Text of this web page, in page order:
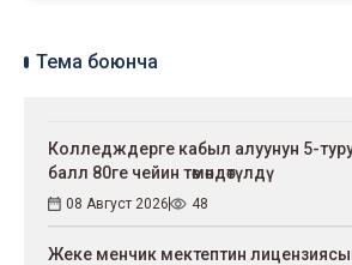
Тема боюнча
Колледждерге кабыл алуунун 5-
балл 80ге чейин төмөндөтүлдү
08 Август 2026 48
Жеке менчик мектептин